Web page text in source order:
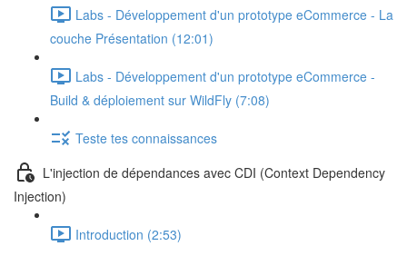
Labs - Développement d'un prototype eCommerce - La
couche Présentation (12:01)
Labs - Développement d'un prototype eCommerce -
Build & déploiement sur WildFly (7:08)
Teste tes connaissances
L'injection de dépendances avec CDI (Context Dependency
Injection)
Introduction (2:53)